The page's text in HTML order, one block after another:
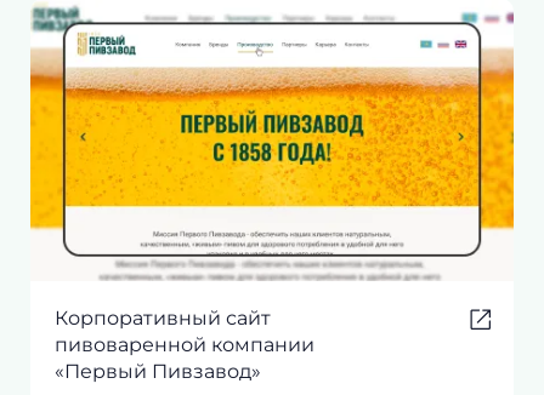
Корпоративный сайт
пивоваренной компании
«Первый Пивзавод»